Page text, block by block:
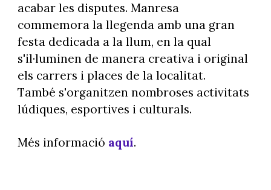
acabar les disputes. Manresa
commemora la llegenda amb una gran
festa dedicada a la llum, en la qual
s'il·luminen de manera creativa i original
els carrers i places de la localitat.
També s'organitzen nombroses activitats
lúdiques, esportives i culturals.
Més informació aquí.